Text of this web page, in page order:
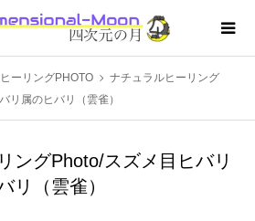
ーリングPHOTO
ナチュラルヒーリング
リ属のヒバリ（雲雀）
ングPhoto/スズメ目ヒバリ
リ（雲雀）